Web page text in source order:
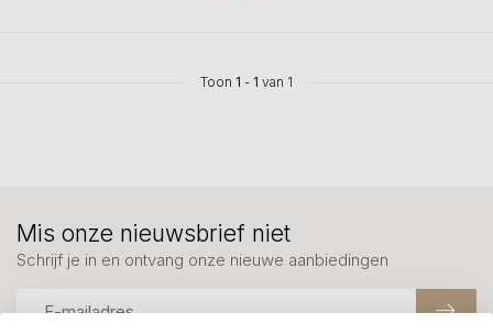
Toon 1 - 1 van 1
Mis onze nieuwsbrief niet
Schrijf je in en ontvang onze nieuwe aanbiedingen